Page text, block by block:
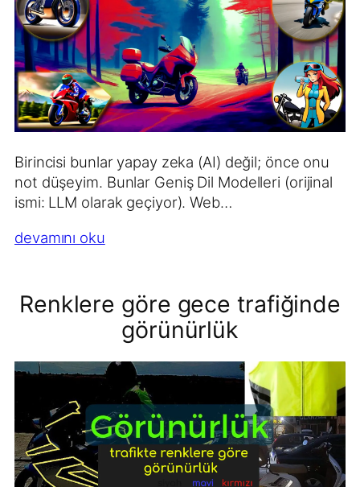
Birincisi bunlar yapay zeka (AI) değil; önce onu
not düşeyim. Bunlar Geniş Dil Modelleri (orijinal
ismi: LLM olarak geçiyor). Web…
devamını oku
Renklere göre gece trafiğinde
görünürlük